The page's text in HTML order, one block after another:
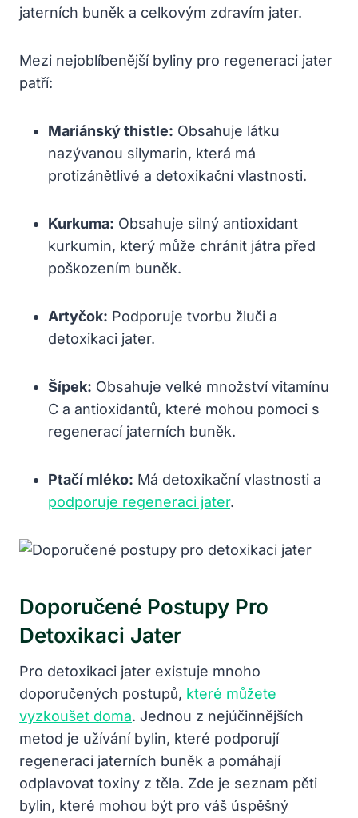
jaterních buněk a celkovým zdravím jater.
Mezi nejoblíbenější byliny pro regeneraci jater
patří:
Mariánský thistle: Obsahuje látku
nazývanou silymarin, která má
protizánětlivé a detoxikační vlastnosti.
Kurkuma: Obsahuje silný antioxidant
kurkumin, který může chránit játra před
poškozením buněk.
Artyčok: Podporuje tvorbu žluči a
detoxikaci jater.
Šípek: Obsahuje velké množství vitamínu
C a antioxidantů, které mohou pomoci s
regenerací jaterních buněk.
Ptačí mléko: Má detoxikační vlastnosti a
podporuje regeneraci jater.
Doporučené Postupy Pro
Detoxikaci Jater
Pro detoxikaci jater existuje mnoho
doporučených postupů, které můžete
vyzkoušet doma. Jednou z nejúčinnějších
metod je užívání bylin, které podporují
regeneraci jaterních buněk a pomáhají
odplavovat toxiny z těla. Zde je seznam pěti
bylin, které mohou být pro váš úspěšný